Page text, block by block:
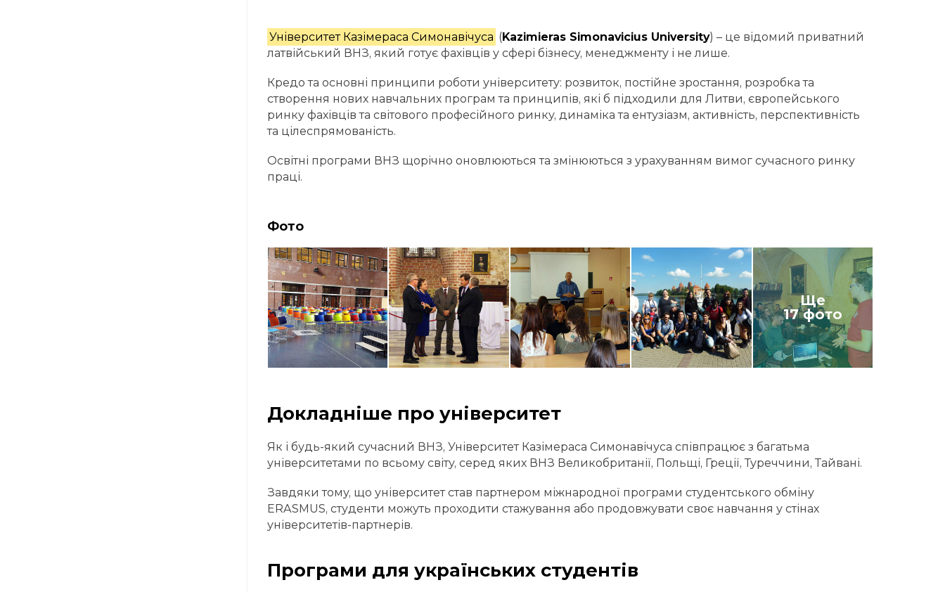
Університет Казімераса Симонавічуса (Kazimieras Simonavicius University) – це відомий приватний
латвійський ВНЗ, який готує фахівців у сфері бізнесу, менеджменту і не лише.
Кредо та основні принципи роботи університету: розвиток, постійне зростання, розробка та
створення нових навчальних програм та принципів, які б підходили для Литви, європейського
ринку фахівців та світового професійного ринку, динаміка та ентузіазм, активність, перспективність
та цілеспрямованість.
Освітні програми ВНЗ щорічно оновлюються та змінюються з урахуванням вимог сучасного ринку
праці.
Фото
Ще
17 фото
Докладніше про університет
Як і будь-який сучасний ВНЗ, Університет Казімераса Симонавічуса співпрацює з багатьма
університетами по всьому світу, серед яких ВНЗ Великобританії, Польщі, Греції, Туреччини, Тайвані.
Завдяки тому, що університет став партнером міжнародної програми студентського обміну
ERASMUS, студенти можуть проходити стажування або продовжувати своє навчання у стінах
університетів-партнерів.
Програми для українських студентів